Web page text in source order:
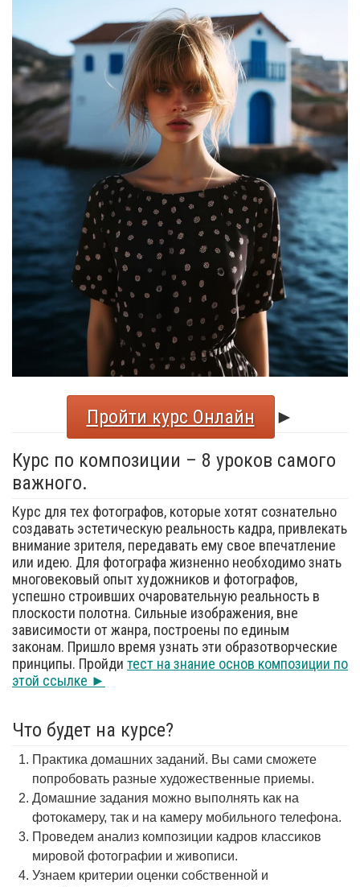
Пройти курс Онлайн
►
Курс по композиции – 8 уроков самого
важного.
Курс для тех фотографов, которые хотят сознательно
создавать эстетическую реальность кадра, привлекать
внимание зрителя, передавать ему свое впечатление
или идею. Для фотографа жизненно необходимо знать
многовековый опыт художников и фотографов,
успешно строивших очаровательную реальность в
плоскости полотна. Сильные изображения, вне
зависимости от жанра, построены по единым
законам. Пришло время узнать эти образотворческие
принципы. Пройди тест на знание основ композиции по
этой ссылке ►
Что будет на курсе?
Практика домашних заданий. Вы сами сможете
попробовать разные художественные приемы.
Домашние задания можно выполнять как на
фотокамеру, так и на камеру мобильного телефона.
Проведем анализ композиции кадров классиков
мировой фотографии и живописи.
Узнаем критерии оценки собственной и